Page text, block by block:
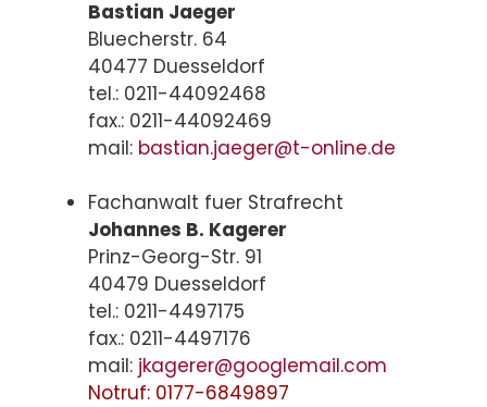
Bastian Jaeger
Bluecherstr. 64
40477 Duesseldorf
tel.: 0211-44092468
fax.: 0211-44092469
mail: bastian.jaeger@t-online.de
Fachanwalt fuer Strafrecht
Johannes B. Kagerer
Prinz-Georg-Str. 91
40479 Duesseldorf
tel.: 0211-4497175
fax.: 0211-4497176
mail: jkagerer@googlemail.com
Notruf: 0177-6849897